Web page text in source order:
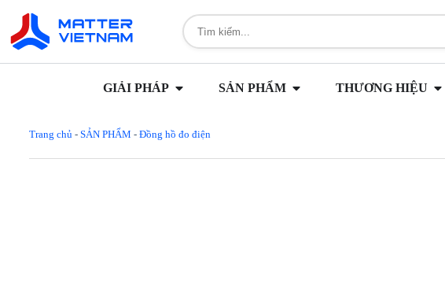
GIẢI PHÁP SẢN PHẨM THƯƠNG HIỆU
Trang chủ - SẢN PHẨM - Đồng hồ đo điện